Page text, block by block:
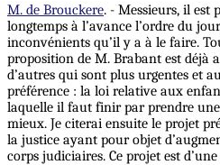
M. de Brouckere. - Messieurs, il est
longtemps à l’avance l’ordre du
inconvénients qu’il y a à le faire.
proposition de M. Brabant est déjà
d’autres qui sont plus urgentes et
préférence : la loi relative aux
laquelle il faut finir par prendre
mieux. Je citerai ensuite le projet
la justice ayant pour objet
corps judiciaires. Ce projet est